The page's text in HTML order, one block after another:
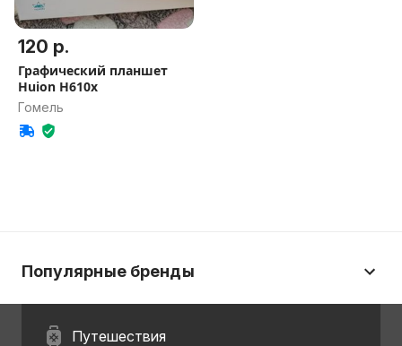
120 р.
Графический планшет
Huion H610x
Гомель
Популярные бренды
Путешествия